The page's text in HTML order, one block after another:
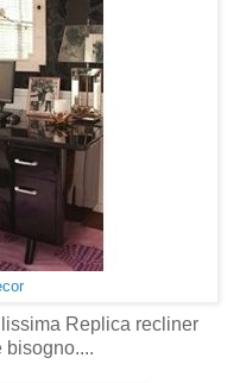
Replica recliner
bisogno....